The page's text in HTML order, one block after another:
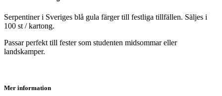
Serpentiner i Sveriges blå gula färger till festliga tillfällen. Säljes i
100 st / kartong.
Passar perfekt till fester som studenten midsommar eller
landskamper.
Mer information